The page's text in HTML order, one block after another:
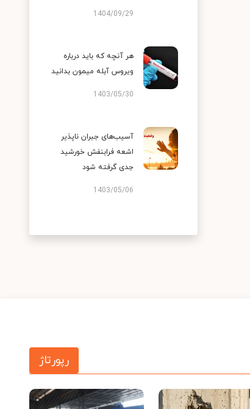
1404/09/29
هر آنچه که باید درباره
ویروس آبله میمون بدانید
1403/05/30
آسیب‌های جبران ناپذیر
اشعه فرابنفش خورشید
جدی گرفته شود
1403/05/06
رپورتاژ